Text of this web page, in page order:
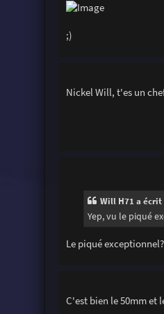
;)
Nickel Will, t'es un
Will H71 a écrit
Yep, vu le piqué
Le piqué
C'est bien le 50mm et